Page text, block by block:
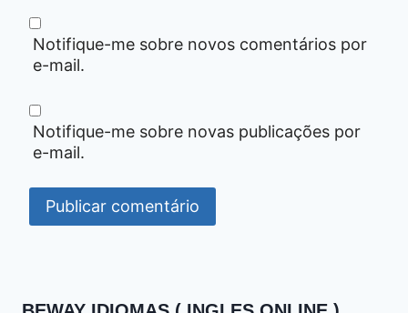
Notifique-me sobre novos comentários por
e-mail.
Notifique-me sobre novas publicações por
e-mail.